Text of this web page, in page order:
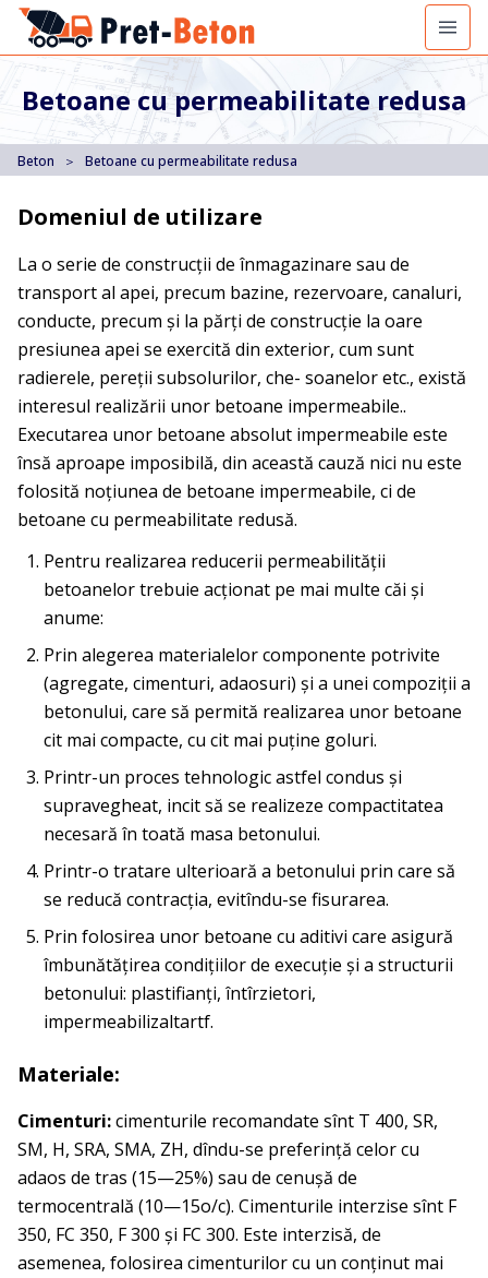
Betoane cu permeabilitate redusa
Beton ＞ Betoane cu permeabilitate redusa
Domeniul de utilizare
La o serie de construcţii de înmagazinare sau de
transport al apei, precum bazine, rezervoare, canaluri,
conducte, precum şi la părţi de construcţie la oare
presiunea apei se exercită din exterior, cum sunt
radierele, pereţii subsolurilor, che- soanelor etc., există
interesul realizării unor betoane impermeabile..
Executarea unor betoane absolut impermeabile este
însă aproape imposibilă, din această cauză nici nu este
folosită noţiunea de be­toane impermeabile, ci de
betoane cu permeabilitate redusă.
Pentru realizarea reducerii permeabilităţii
betoanelor trebuie acţionat pe mai multe căi şi
anume:
Prin alegerea materialelor componente potrivite
(agregate, ci­menturi, adaosuri) şi a unei compoziţii a
betonului, care să permită realizarea unor betoane
cit mai compacte, cu cit mai puţine goluri.
Printr-un proces tehnologic astfel condus şi
supravegheat, in­cit să se realizeze compactitatea
necesară în toată masa betonului.
Printr-o tratare ulterioară a betonului prin care să
se reducă contracţia, evitîndu-se fisurarea.
Prin folosirea unor betoane cu aditivi care asigură
îmbună­tăţirea condiţiilor de execuţie şi a structurii
betonului: plastifianţi, întîrzietori,
impermeabilizaltartf.
Materiale:
Cimenturi:cimenturile recomandate sînt T 400, SR,
SM, H, SRA, SMA, ZH, dîndu-se preferinţă celor cu
adaos de tras (15—25%) sau de cenuşă de
termocentrală (10—15o/c). Cimen­turile interzise sînt F
350, FC 350, F 300 şi FC 300. Este interzisă, de
asemenea, folosirea cimenturilor cu un conţinut mai